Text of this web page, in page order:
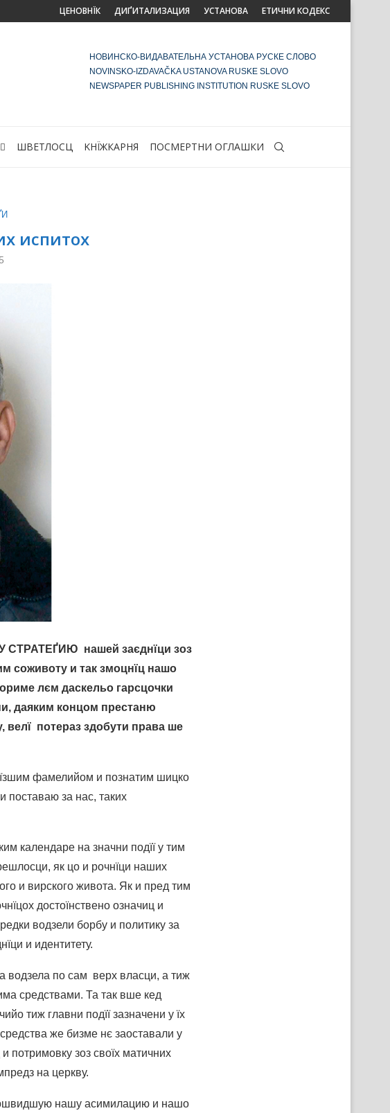
ЦЕНОВНЇК ДИҐИТАЛИЗАЦИЯ УСТАНОВА ЕТИЧНИ КОДЕКС
НОВИНСКО-ВИДАВАТЕЛЬНА УСТАНОВА РУСКЕ СЛОВО
NOVINSKO-IZDAVAČKA USTANOVA RUSKE SLOVO
NEWSPAPER PUBLISHING INSTITUTION RUSKE SLOVO
ШВЕТЛОСЦ KНЇЖКАРНЯ ПОСМЕРТНИ ОГЛАШКИ
испитох
СТРАТЕҐИЮ нашей заєднїци зоз
соживоту и так змоцнїц нашо
лєм даскельо гарсцочки
даяким концом престаню
велї потераз здобути права ше
фамелийом и познатим шицко
поставаю за нас, таких
календаре на значни подїї у тим
як цо и рочнїци наших
и вирского живота. Як и пред тим
достоїнствено означиц и
водзели борбу и политику за
и идентитету.
водзела по сам верх власци, а тиж
средствами. Та так вше кед
тиж главни подїї зазначени у їх
же бизме нє заоставали у
потримовку зоз своїх матичних
на церкву.
нашу асимилацию и нашо